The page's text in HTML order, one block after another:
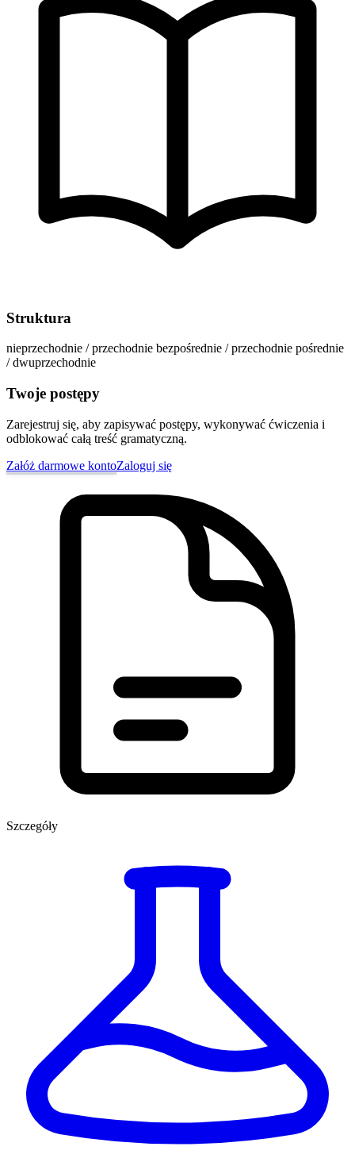
Struktura
nieprzechodnie / przechodnie bezpośrednie / przechodnie pośrednie
/ dwuprzechodnie
Twoje postępy
Zarejestruj się, aby zapisywać postępy, wykonywać ćwiczenia i
odblokować całą treść gramatyczną.
Załóż darmowe kontoZaloguj się
Szczegóły